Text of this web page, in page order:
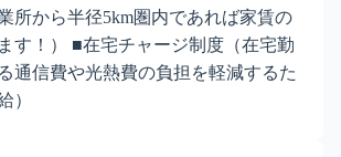
所から半径5km圏内であれば家賃の
す！） ■在宅チャージ制度（在宅勤
通信費や光熱費の負担を軽減するた
）